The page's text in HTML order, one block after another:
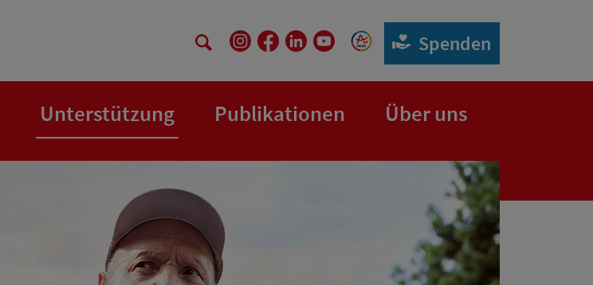
Spenden
Unterstützung Publikationen Über uns